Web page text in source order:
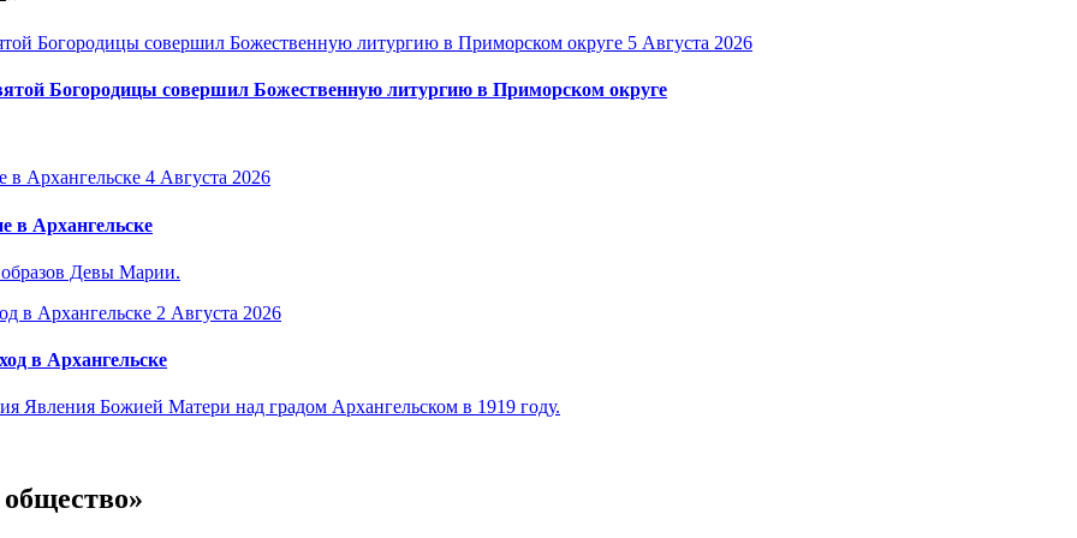
5 Августа 2026
Богородицы совершил Божественную литургию в Приморском округе
4 Августа 2026
в Архангельске
Девы Марии.
2 Августа 2026
в Архангельске
Божией Матери над градом Архангельском в 1919 году.